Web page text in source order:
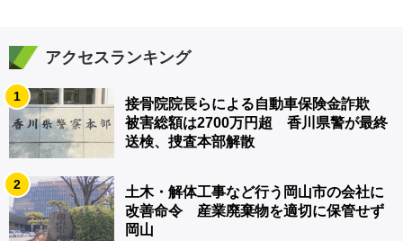
アクセスランキング
1
接骨院院長らによる自動車保険金詐欺
被害総額は2700万円超 香川県警が最終
送検、捜査本部解散
2
土木・解体工事など行う岡山市の会社に
改善命令 産業廃棄物を適切に保管せず
岡山